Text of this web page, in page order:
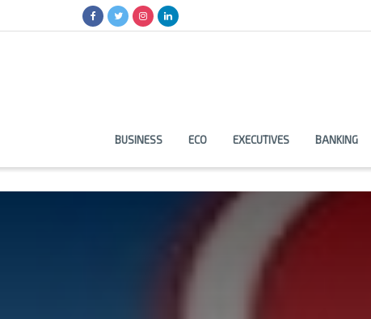
BUSINESS ECO EXECUTIVES BANKING